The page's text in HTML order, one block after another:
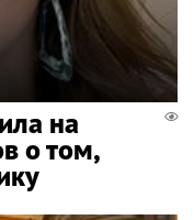
на
о том,